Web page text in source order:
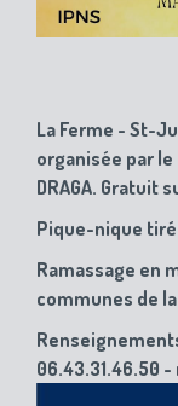
La Ferme - St-
organisée par
DRAGA. Gratuit
Pique-nique tiré
Ramassage en
communes de la
06.43.31.46.50